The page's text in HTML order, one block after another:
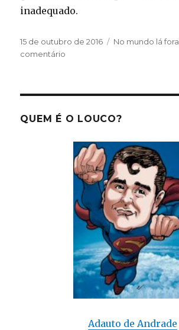
inadequado.
Publicado
em
15 de outubro de 2016 Categorias
No mundo lá fora
comentário
melhor
manter
motor
limpo
QUEM É O LOUCO?
Adauto de Andrade